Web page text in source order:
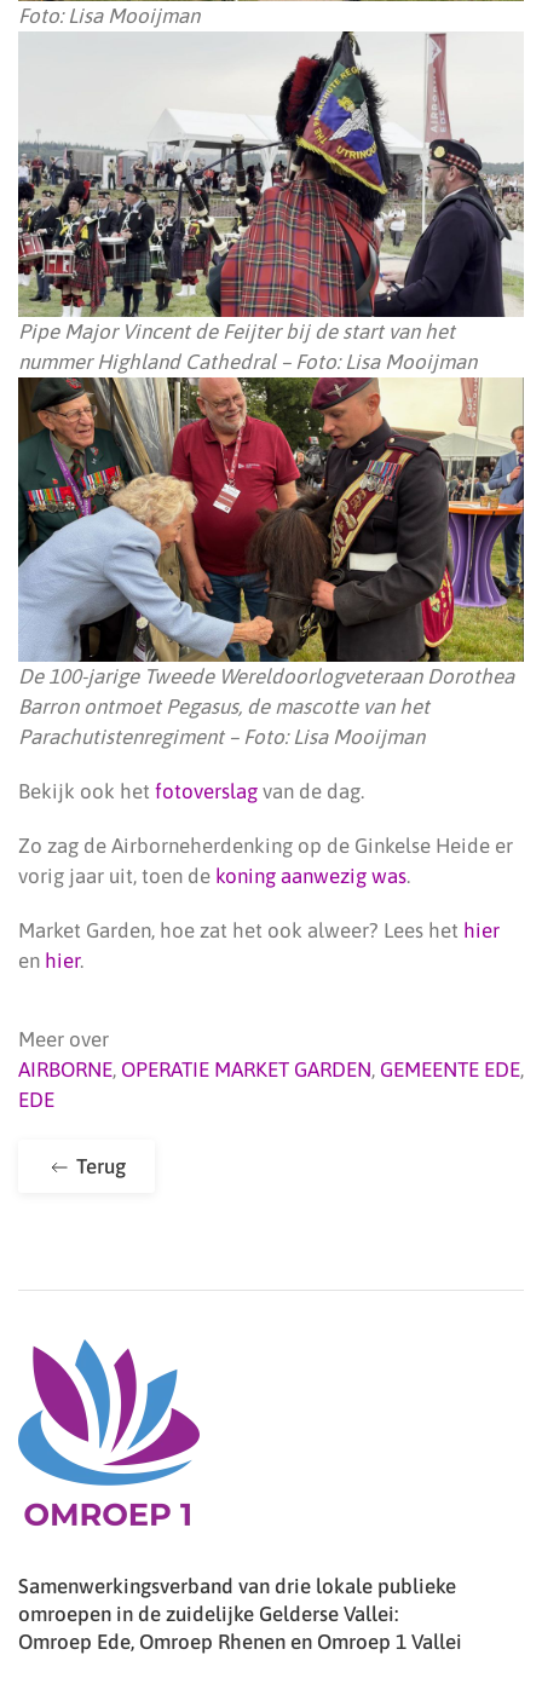
Foto: Lisa Mooijman
Pipe Major Vincent de Feijter bij de start van het
nummer Highland Cathedral – Foto: Lisa Mooijman
De 100-jarige Tweede Wereldoorlogveteraan Dorothea
Barron ontmoet Pegasus, de mascotte van het
Parachutistenregiment – Foto: Lisa Mooijman
Bekijk ook het fotoverslag van de dag.
Zo zag de Airborneherdenking op de Ginkelse Heide er
vorig jaar uit, toen de koning aanwezig was.
Market Garden, hoe zat het ook alweer? Lees het hier
en hier.
Meer over
AIRBORNE, OPERATIE MARKET GARDEN, GEMEENTE EDE,
EDE
Terug
Samenwerkingsverband van drie lokale publieke
omroepen in de zuidelijke Gelderse Vallei:
Omroep Ede, Omroep Rhenen en Omroep 1 Vallei